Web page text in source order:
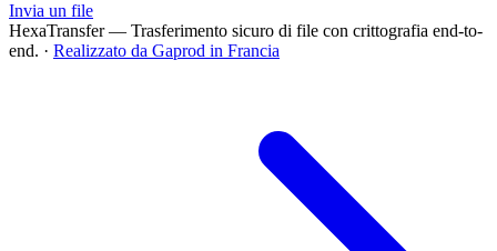
Invia un file
HexaTransfer — Trasferimento sicuro di file con crittografia end-to-
end. · Realizzato da Gaprod in Francia